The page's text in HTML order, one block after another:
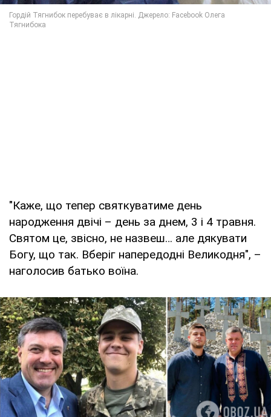
"Каже, що тепер святкуватиме день
народження двічі – день за днем, 3 і 4 травня.
Святом це, звісно, не назвеш… але дякувати
Богу, що так. Вберіг напередодні Великодня", –
наголосив батько воїна.